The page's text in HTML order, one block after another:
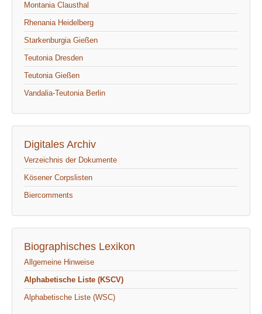
Montania Clausthal
Rhenania Heidelberg
Starkenburgia Gießen
Teutonia Dresden
Teutonia Gießen
Vandalia-Teutonia Berlin
Digitales Archiv
Verzeichnis der Dokumente
Kösener Corpslisten
Biercomments
Biographisches Lexikon
Allgemeine Hinweise
Alphabetische Liste (KSCV)
Alphabetische Liste (WSC)